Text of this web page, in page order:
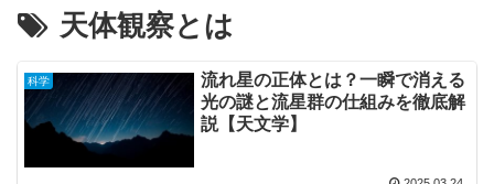
天体観察とは
科学
流れ星の正体とは？一瞬で消える
光の謎と流星群の仕組みを徹底解
説【天文学】